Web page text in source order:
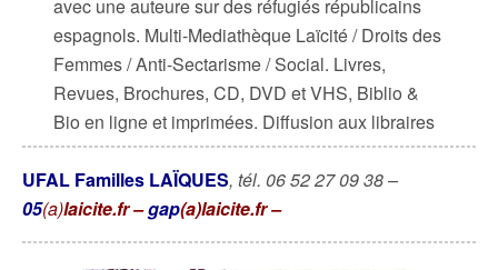
avec une auteure sur des réfugiés républicains
espagnols. Multi-Mediathèque Laïcité / Droits des
Femmes / Anti-Sectarisme / Social. Livres,
Revues, Brochures, CD, DVD et VHS, Biblio &
Bio en ligne et imprimées. Diffusion aux libraires
UFAL Familles LAÏQUES, tél. 06 52 27 09 38 –
05(a)laicite.fr –gap(a)laicite.fr –